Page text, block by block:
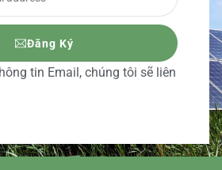
Đăng Ký
tin Email, chúng tôi sẽ liên